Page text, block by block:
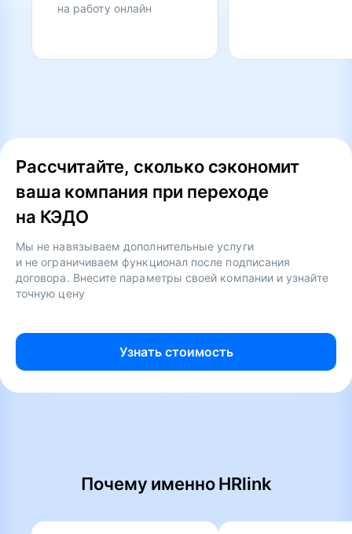
на работу онлайн
Рассчитайте, сколько сэкономит
ваша компания при переходе
на КЭДО
Мы не навязываем дополнительные услуги
и не ограничиваем функционал после подписания
договора. Внесите параметры своей компании и узнайте
точную цену
Узнать стоимость
Почему именно HRlink